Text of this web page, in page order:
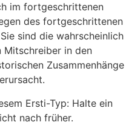
im fortgeschrittenen
des fortgeschrittenen
sind die wahrscheinlich
Mitschreiber in den
Zusammenhänge
Ersti-Typ: Halte ein
nach früher.